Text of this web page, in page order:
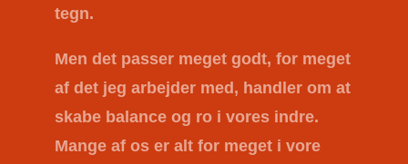
tegn.
Men det passer meget godt, for meget
af det jeg arbejder med, handler om at
skabe balance og ro i vores indre.
Mange af os er alt for meget i vore